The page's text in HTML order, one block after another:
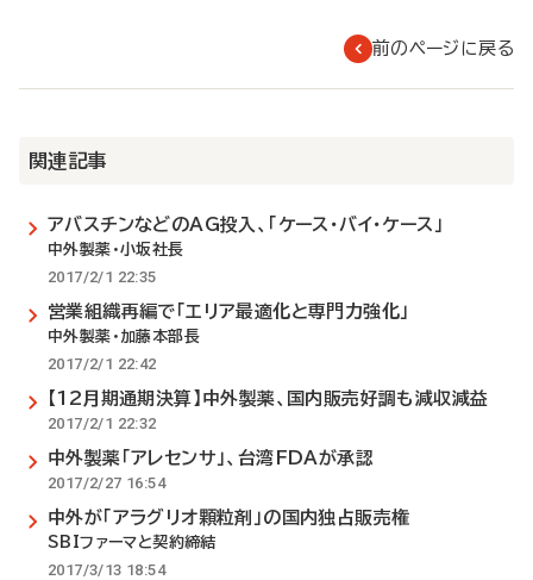
前のページに戻る
関連記事
アバスチンなどのAG投入、「ケース・バイ・ケース」
中外製薬・小坂社長
2017/2/1 22:35
営業組織再編で「エリア最適化と専門力強化」
中外製薬・加藤本部長
2017/2/1 22:42
【12月期通期決算】中外製薬、国内販売好調も減収減益
2017/2/1 22:32
中外製薬「アレセンサ」、台湾FDAが承認
2017/2/27 16:54
中外が「アラグリオ顆粒剤」の国内独占販売権
SBIファーマと契約締結
2017/3/13 18:54